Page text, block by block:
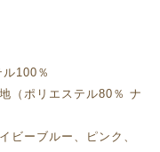
100％
（ポリエステル80％ ナ
ビーブルー、ピンク、